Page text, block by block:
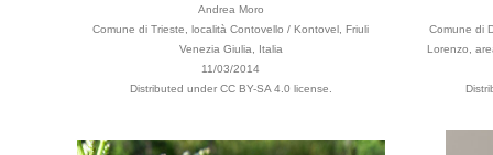
Andrea Moro
Comune di Trieste, località Contovello / Kontovel, Friuli
Venezia Giulia, Italia
11/03/2014
Distributed under CC BY-SA 4.0 license.
Comune di
Lorenzo,